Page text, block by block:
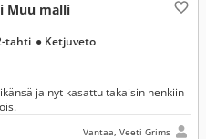
Muu malli
tahti ● Ketjuveto
ja nyt kasattu takaisin henkiin
Vantaa, Veeti Grims